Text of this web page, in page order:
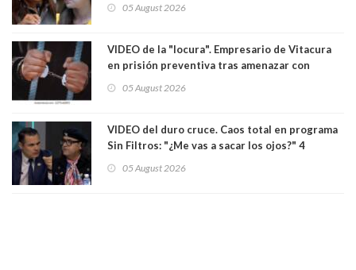
senadoras Camila Flores y Fabiola Campillai en
05 August 2026
VIDEO de la "locura". Empresario de Vitacura
en prisión preventiva tras amenazar con
Los persiguió en potente camioneta
05 August 2026
VIDEO del duro cruce. Caos total en programa
Sin Filtros: "¿Me vas a sacar los ojos?" 4
excarabinero que dejó ciego a Gustavo Gatica:
05 August 2026